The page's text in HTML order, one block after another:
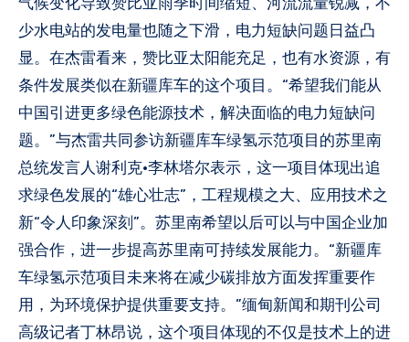
少水电站的发电量也随之下滑，电力短缺问题日益凸
显。在杰雷看来，赞比亚太阳能充足，也有水资源，有
条件发展类似在新疆库车的这个项目。“希望我们能从
中国引进更多绿色能源技术，解决面临的电力短缺问
题。”与杰雷共同参访新疆库车绿氢示范项目的苏里南
总统发言人谢利克·李林塔尔表示，这一项目体现出追
求绿色发展的“雄心壮志”，工程规模之大、应用技术之
新“令人印象深刻”。苏里南希望以后可以与中国企业加
强合作，进一步提高苏里南可持续发展能力。“新疆库
车绿氢示范项目未来将在减少碳排放方面发挥重要作
用，为环境保护提供重要支持。”缅甸新闻和期刊公司
高级记者丁林昂说，这个项目体现的不仅是技术上的进